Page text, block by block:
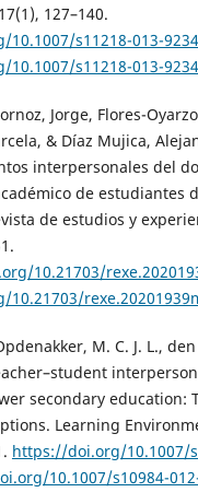
127–140.
s11218-013-
s11218-013-
Jorge, Flores-
& Díaz Mujica,
interpersonales del
de estudiantes
de estudios y
10.21703/
M. C. J. L.,
secondary education:
Learning
https://doi.org/10.1007/
10.1007/s10984-